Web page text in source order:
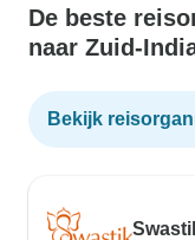
De beste
naar Zuid-
Bekijk